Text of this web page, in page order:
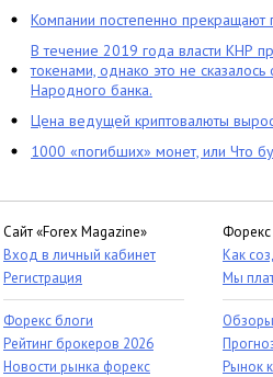
Компании постепенно
В течение 2019 года власти КНР
токенами, однако это не
Народного банка.
Цена ведущей криптовалюты
1000 «погибших» монет, или Что
Сайт «Forex Magazine»
Вход в личный кабинет
Регистрация
Форекс блоги
Рейтинг брокеров 2026
Новости рынка форекс
Форекс
Как
Мы
Рынок